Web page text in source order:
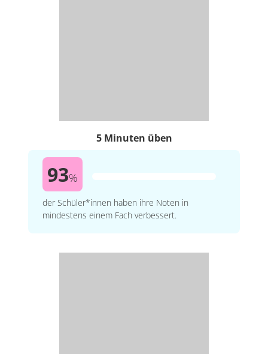
5 Minuten üben
93%
der Schüler*innen haben ihre Noten in
mindestens einem Fach verbessert.